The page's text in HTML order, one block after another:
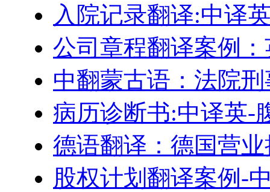
入院记录翻译:中译
公司章程翻译案例
中翻蒙古语：法院
病历诊断书:中译英-
德语翻译：德国营
股权计划翻译案例-